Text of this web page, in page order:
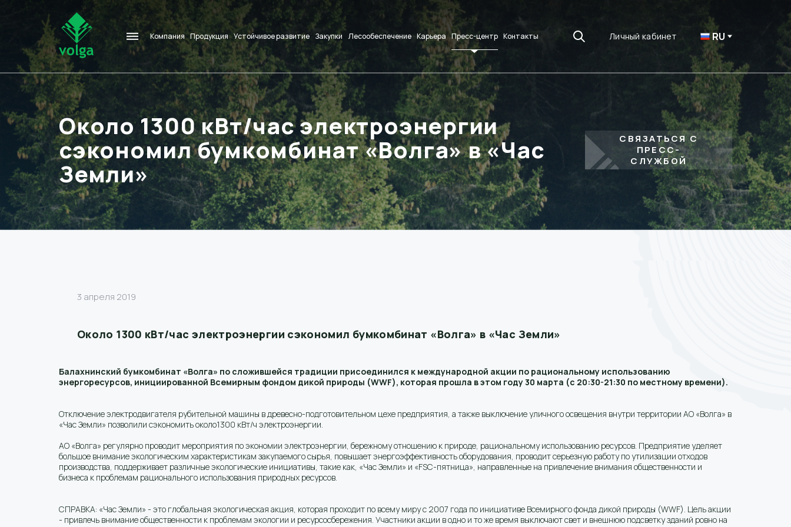
Компания Продукция Устойчивое развитие Закупки Лесообеспечение Карьера Пресс-центр Контакты Личный кабинет RU
Около 1300 кВт/час электроэнергии
сэкономил бумкомбинат «Волга» в «Час
Земли»
СВЯЗАТЬСЯ С
ПРЕСС-
СЛУЖБОЙ
3 апреля 2019
Около 1300 кВт/час электроэнергии сэкономил бумкомбинат «Волга» в «Час Земли»
Балахнинский бумкомбинат «Волга» по сложившейся традиции присоединился к международной акции по рациональному использованию
энергоресурсов, инициированной Всемирным фондом дикой природы (WWF), которая прошла в этом году 30 марта (с 20:30-21:30 по местному времени).
Отключение электродвигателя рубительной машины в древесно-подготовительном цехе предприятия, а также выключение уличного освещения внутри территории АО «Волга» в
«Час Земли» позволили сэкономить около1300 кВт/ч электроэнергии.
АО «Волга» регулярно проводит мероприятия по экономии электроэнергии, бережному отношению к природе, рациональному использованию ресурсов. Предприятие уделяет
большое внимание экологическим характеристикам закупаемого сырья, повышает энергоэффективность оборудования, проводит серьезную работу по утилизации отходов
производства, поддерживает различные экологические инициативы, такие как, «Час Земли» и «FSC-пятница», направленные на привлечение внимания общественности и
бизнеса к проблемам рационального использования природных ресурсов.
СПРАВКА: «Час Земли» - это глобальная экологическая акция, которая проходит по всему миру с 2007 года по инициативе Всемирного фонда дикой природы (WWF). Цель акции
- привлечь внимание общественности к проблемам экологии и ресурсосбережения. Участники акции в одно и то же время выключают свет и внешнюю подсветку зданий ровно на